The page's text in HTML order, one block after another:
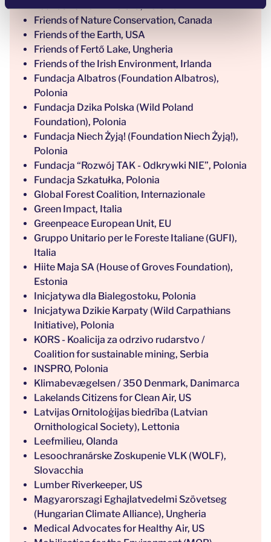
Foundation GAP Polska, Polonia
Friends of Nature Conservation, Canada
Friends of the Earth, USA
Friends of Fertő Lake, Ungheria
Friends of the Irish Environment, Irlanda
Fundacja Albatros (Foundation Albatros),
Polonia
Fundacja Dzika Polska (Wild Poland
Foundation), Polonia
Fundacja Niech Żyją! (Foundation Niech Żyją!),
Polonia
Fundacja “Rozwój TAK - Odkrywki NIE”, Polonia
Fundacja Szkatułka, Polonia
Global Forest Coalition, Internazionale
Green Impact, Italia
Greenpeace European Unit, EU
Gruppo Unitario per le Foreste Italiane (GUFI),
Italia
Hiite Maja SA (House of Groves Foundation),
Estonia
Inicjatywa dla Bialegostoku, Polonia
Inicjatywa Dzikie Karpaty (Wild Carpathians
Initiative), Polonia
KORS - Koalicija za odrzivo rudarstvo /
Coalition for sustainable mining, Serbia
INSPRO, Polonia
Klimabevægelsen / 350 Denmark, Danimarca
Lakelands Citizens for Clean Air, US
Latvijas Ornitoloģijas biedrība (Latvian
Ornithological Society), Lettonia
Leefmilieu, Olanda
Lesoochranárske Zoskupenie VLK (WOLF),
Slovacchia
Lumber Riverkeeper, US
Magyarorszagi Eghajlatvedelmi Szövetseg
(Hungarian Climate Alliance), Ungheria
Medical Advocates for Healthy Air, US